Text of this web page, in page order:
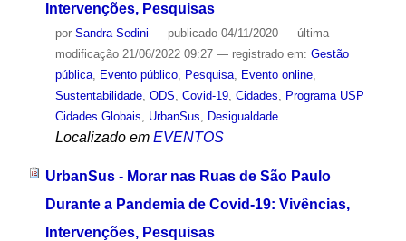
Intervenções, Pesquisas
por Sandra Sedini — publicado04/11/2020 — última
modificação21/06/2022 09:27 — registrado em: Gestão
pública, Evento público, Pesquisa, Evento online,
Sustentabilidade, ODS, Covid-19, Cidades, Programa USP
Cidades Globais, UrbanSus, Desigualdade
Localizado em EVENTOS
UrbanSus - Morar nas Ruas de São Paulo
Durante a Pandemia de Covid-19: Vivências,
Intervenções, Pesquisas